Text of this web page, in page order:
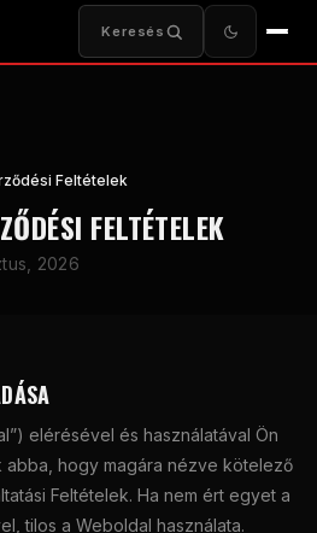
Keresés
Feltételek
FELTÉTELEK
2026
elérésével és használatával Ön
hogy magára nézve kötelező
Feltételek. Ha nem ért egyet a
tilos a Weboldal használata.